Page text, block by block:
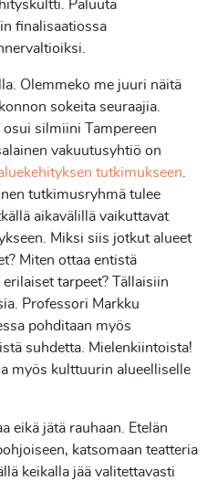
Paluuta
finalisaatiossa
Olemmeko me juuri näitä
sokeita seuraajia.
silmiini Tampereen
vakuutusyhtiö on
tutkimukseen
tutkimusryhmä tulee
aikavälillä vaikuttavat
Miksi siis jotkut alueet
Miten ottaa entistä
tarpeet? Tällaisiin
Professori Markku
pohditaan myös
suhdetta. Mielenkiintoista!
myös kulttuurin alueelliselle
eikä jätä rauhaan. Etelän
katsomaan teatteria
keikalla jää valitettavasti